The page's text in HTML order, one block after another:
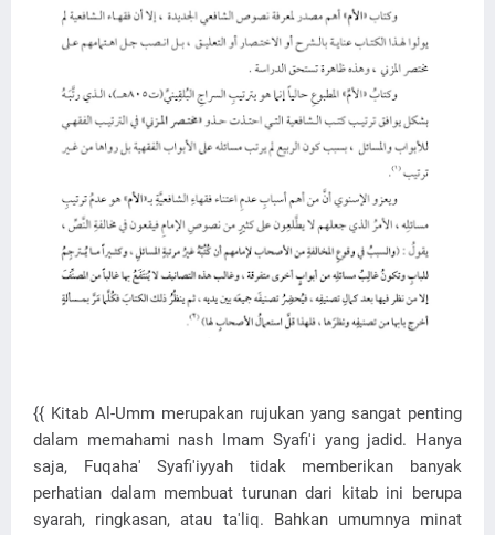
{{ Kitab Al-Umm merupakan rujukan yang sangat penting
dalam memahami nash Imam Syafi'i yang jadid. Hanya
saja, Fuqaha' Syafi'iyyah tidak memberikan banyak
perhatian dalam membuat turunan dari kitab ini berupa
syarah, ringkasan, atau ta'liq. Bahkan umumnya minat